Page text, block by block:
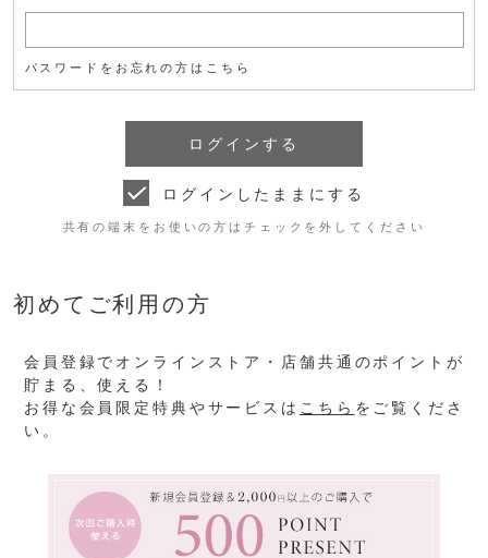
パスワードをお忘れの方はこちら
ログインしたままにする
共有の端末をお使いの方はチェックを外してください
初めてご利用の方
会員登録でオンラインストア・店舗共通のポイントが
貯まる、使える！
お得な会員限定特典やサービスは こちら をご覧くださ
い。